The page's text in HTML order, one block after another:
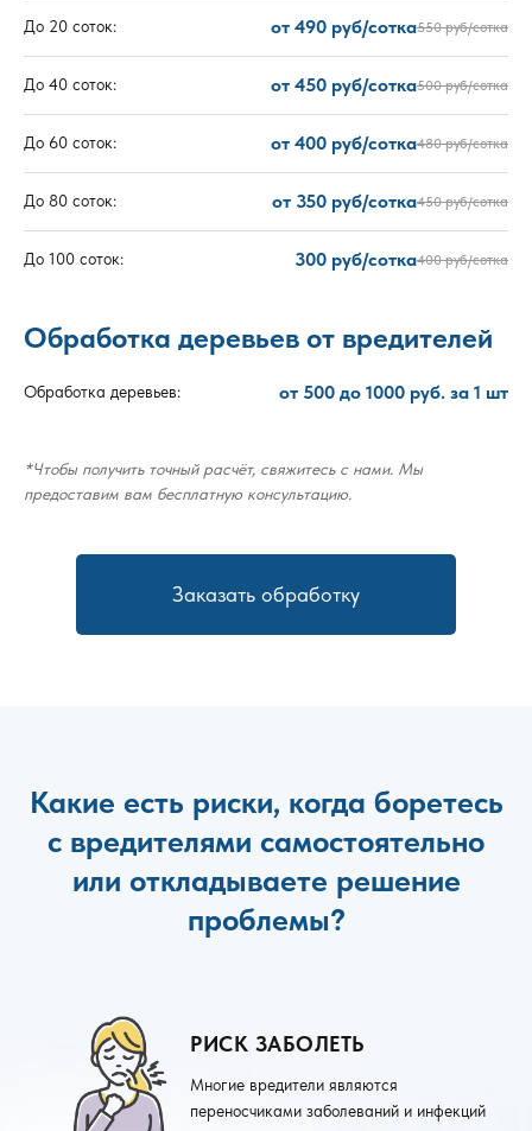
До 20 соток: от 490 руб/сотка550 руб/сотка
До 40 соток: от 450 руб/сотка500 руб/сотка
До 60 соток: от 400 руб/сотка480 руб/сотка
До 80 соток: от 350 руб/сотка450 руб/сотка
До 100 соток: 300 руб/сотка400 руб/сотка
Обработка деревьев от вредителей
Обработка деревьев: от 500 до 1000 руб. за 1 шт
*Чтобы получить точный расчёт, свяжитесь с нами. Мы
предоставим вам бесплатную консультацию.
Заказать обработку
Какие есть риски, когда боретесь
с вредителями самостоятельно
или откладываете решение
проблемы?
РИСК ЗАБОЛЕТЬ
Многие вредители являются
переносчиками заболеваний и инфекций